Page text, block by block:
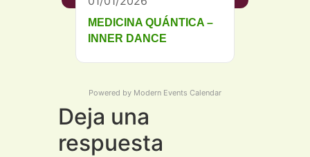
MEDICINA QUÁNTICA –
INNER DANCE
Powered by Modern Events Calendar
Deja una
respuesta